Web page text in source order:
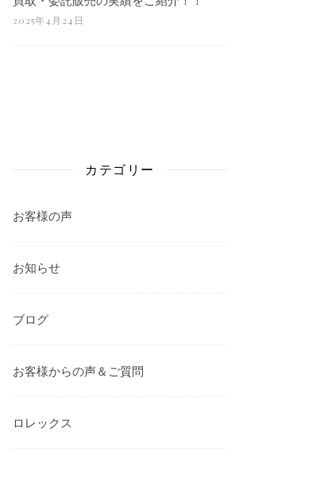
2025年4月24日
カテゴリー
お客様の声
お知らせ
ブログ
お客様からの声＆ご質問
ロレックス